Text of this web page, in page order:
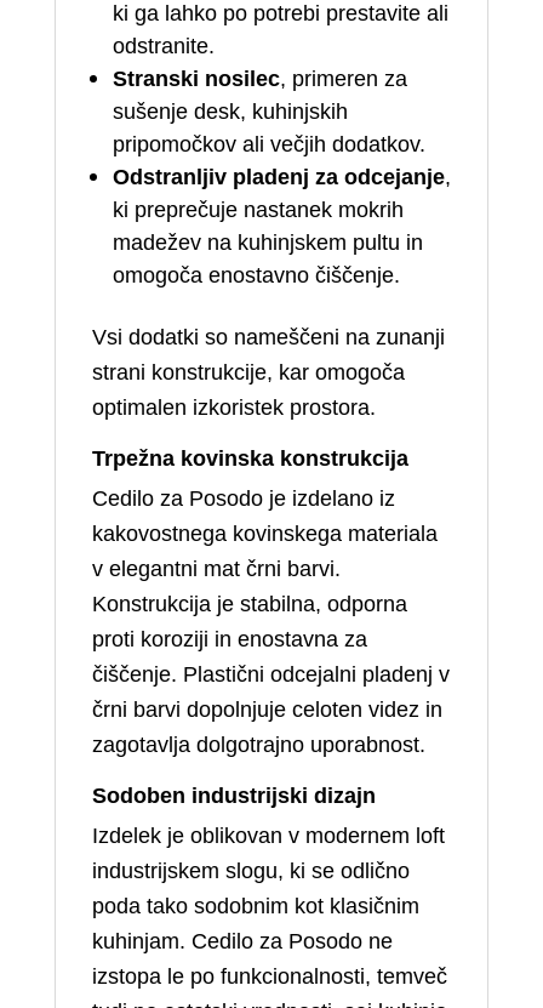
ki ga lahko po potrebi prestavite ali
odstranite.
Stranski nosilec, primeren za
sušenje desk, kuhinjskih
pripomočkov ali večjih dodatkov.
Odstranljiv pladenj za odcejanje,
ki preprečuje nastanek mokrih
madežev na kuhinjskem pultu in
omogoča enostavno čiščenje.
Vsi dodatki so nameščeni na zunanji
strani konstrukcije, kar omogoča
optimalen izkoristek prostora.
Trpežna kovinska konstrukcija
Cedilo za Posodo je izdelano iz
kakovostnega kovinskega materiala
v elegantni mat črni barvi.
Konstrukcija je stabilna, odporna
proti koroziji in enostavna za
čiščenje. Plastični odcejalni pladenj v
črni barvi dopolnjuje celoten videz in
zagotavlja dolgotrajno uporabnost.
Sodoben industrijski dizajn
Izdelek je oblikovan v modernem loft
industrijskem slogu, ki se odlično
poda tako sodobnim kot klasičnim
kuhinjam. Cedilo za Posodo ne
izstopa le po funkcionalnosti, temveč